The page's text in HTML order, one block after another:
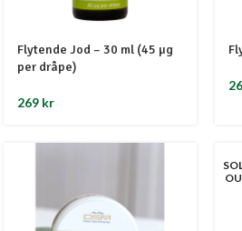
Flytende Jod – 30 ml (45 µg
per dråpe)
269 kr